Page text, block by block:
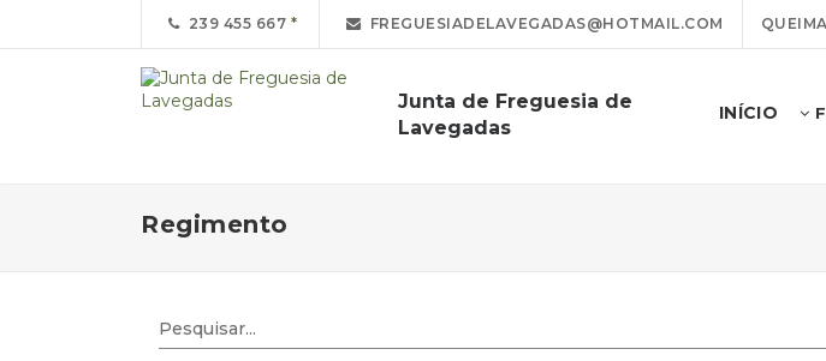
239 455 667 FREGUESIADELAVEGADAS@HOTMAIL.COM
Junta de Freguesia de
Lavegadas
INÍCIO
Regimento